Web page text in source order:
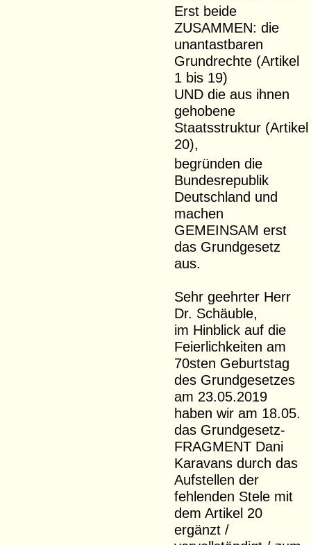
Erst beide
ZUSAMMEN: die
unantastbaren
Grundrechte (Artikel
1 bis 19)
UND die aus ihnen
gehobene
Staatsstruktur (Artikel
20),
begründen die
Bundesrepublik
Deutschland und
machen
GEMEINSAM erst
das Grundgesetz
aus.
Sehr geehrter Herr
Dr. Schäuble,
im Hinblick auf die
Feierlichkeiten am
70sten Geburtstag
des Grundgesetzes
am 23.05.2019
haben wir am 18.05.
das Grundgesetz-
FRAGMENT Dani
Karavans durch das
Aufstellen der
fehlenden Stele mit
dem Artikel 20
ergänzt /